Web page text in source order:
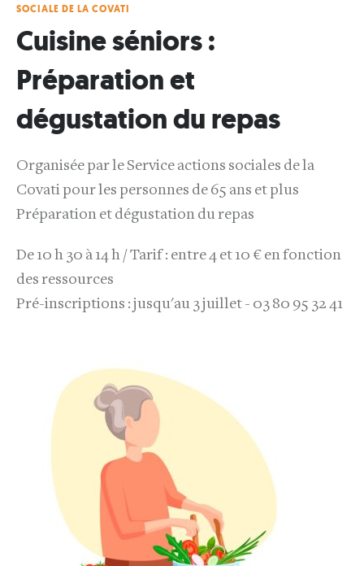
SOCIALE DE LA COVATI
Cuisine séniors :
Préparation et
dégustation du repas
Organisée par le Service actions sociales de la
Covati pour les personnes de 65 ans et plus
Préparation et dégustation du repas
De 10 h 30 à 14 h / Tarif : entre 4 et 10 € en fonction
des ressources
Pré-inscriptions : jusqu'au 3 juillet - 03 80 95 32 41